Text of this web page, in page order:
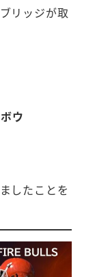
リッジが取
ウ
したことを